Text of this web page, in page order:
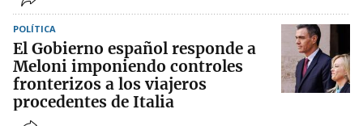
POLÍTICA
El Gobierno español responde a
Meloni imponiendo controles
fronterizos a los viajeros
procedentes de Italia